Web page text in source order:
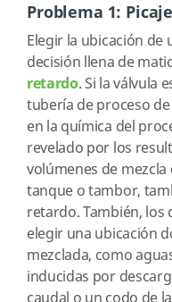
Problema 1:
Elegir la ubicación de
decisión llena de
retardo. Si la válvula
tubería de proceso
en la química del
revelado por los
volúmenes de
tanque o tambor,
retardo. También, los
elegir una ubicación
mezclada, como
inducidas por